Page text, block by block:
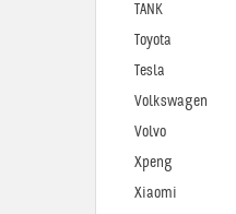
TANK
Toyota
Tesla
Volkswagen
Volvo
Xpeng
Xiaomi